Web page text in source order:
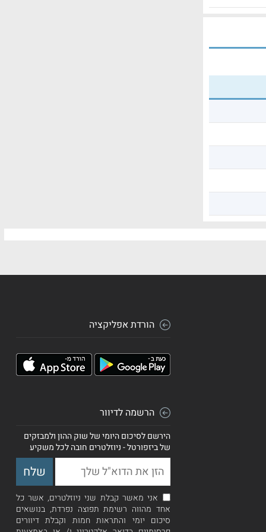
הורדת אפליקציה
הרשמה לדיוור
הירשם לסיכום היומי של שוק ההון ולמבזקים
של ביזפורטל - ניוזלטרים חובה לכל משקיע
אני מאשר קבלת שני ניוזלטרים, אשר כל
אחד מהווה רשימת תפוצה נפרדת, בנושאים
סיכום יומי והתראות חמות וקבלת דיוורים